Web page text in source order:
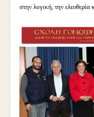
στην λογική, την ελευθερία